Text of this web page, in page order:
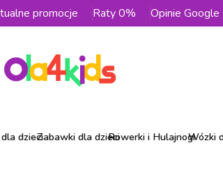
promocje Raty 0% Opinie Google
dzieciZabawki dla dzieciRowerki i HulajnogiWózki